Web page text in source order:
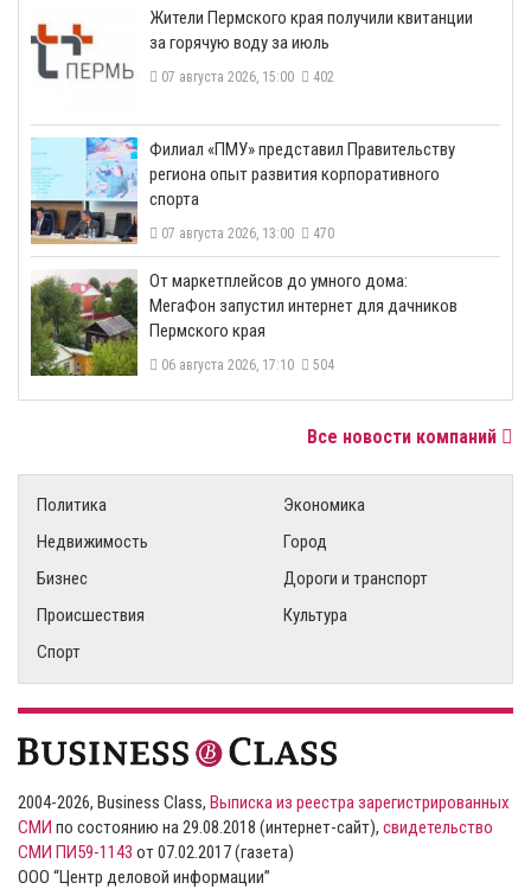
​Жители Пермского края получили квитанции
за горячую воду за июль
07 августа 2026, 15:00 402
​Филиал «ПМУ» представил Правительству
региона опыт развития корпоративного
спорта
07 августа 2026, 13:00 470
От маркетплейсов до умного дома:
МегаФон запустил интернет для дачников
Пермского края
06 августа 2026, 17:10 504
Все новости компаний
Политика
Экономика
Недвижимость
Город
Бизнес
Дороги и транспорт
Происшествия
Культура
Спорт
2004-2026, Business Class, Выписка из реестра зарегистрированных
СМИ по состоянию на 29.08.2018 (интернет-сайт), свидетельство
СМИ ПИ59-1143 от 07.02.2017 (газета)
ООО “Центр деловой информации”